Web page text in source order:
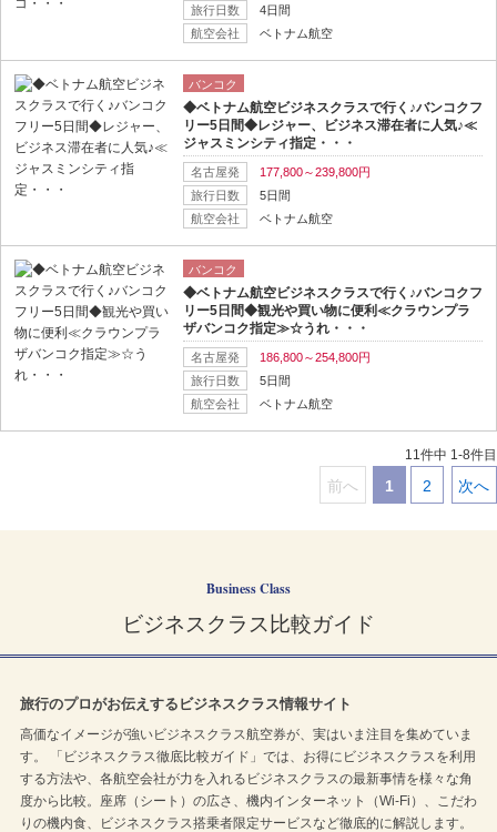
旅行日数
4日間
航空会社
ベトナム航空
バンコク
◆ベトナム航空ビジネスクラスで行く♪バンコクフ
リー5日間◆レジャー、ビジネス滞在者に人気♪≪
ジャスミンシティ指定・・・
名古屋発
177,800～239,800円
旅行日数
5日間
航空会社
ベトナム航空
バンコク
◆ベトナム航空ビジネスクラスで行く♪バンコクフ
リー5日間◆観光や買い物に便利≪クラウンプラ
ザバンコク指定≫☆うれ・・・
名古屋発
186,800～254,800円
旅行日数
5日間
航空会社
ベトナム航空
11件中 1-8件目
前へ 1 2 次へ
Business Class
ビジネスクラス比較ガイド
旅行のプロがお伝えするビジネスクラス情報サイト
高価なイメージが強いビジネスクラス航空券が、実はいま注目を集めていま
す。 「ビジネスクラス徹底比較ガイド」では、お得にビジネスクラスを利用
する方法や、各航空会社が力を入れるビジネスクラスの最新事情を様々な角
度から比較。座席（シート）の広さ、機内インターネット（Wi-Fi）、こだわ
りの機内食、ビジネスクラス搭乗者限定サービスなど徹底的に解説します。